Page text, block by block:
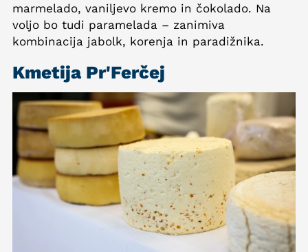
marmelado, vaniljevo kremo in čokolado. Na
voljo bo tudi paramelada – zanimiva
kombinacija jabolk, korenja in paradižnika.
Kmetija Pr'Ferčej